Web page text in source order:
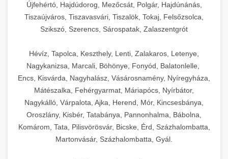
Újfehértó, Hajdúdorog, Mezőcsát, Polgár, Hajdúnánás,
Tiszaújváros, Tiszavasvári, Tiszalök, Tokaj, Felsőzsolca,
Szikszó, Szerencs, Sárospatak, Zalaszentgrót
Hévíz, Tapolca, Keszthely, Lenti, Zalakaros, Letenye,
Nagykanizsa, Marcali, Böhönye, Fonyód, Balatonlelle,
Encs, Kisvárda, Nagyhalász, Vásárosnamény, Nyíregyháza,
Mátészalka, Fehérgyarmat, Máriapócs, Nyírbátor,
Nagykálló, Várpalota, Ajka, Herend, Mór, Kincsesbánya,
Oroszlány, Kisbér, Tatabánya, Pannonhalma, Bábolna,
Komárom, Tata, Pilisvörösvár, Bicske, Érd, Százhalombatta,
Martonvásár, Százhalombatta, Gyál.